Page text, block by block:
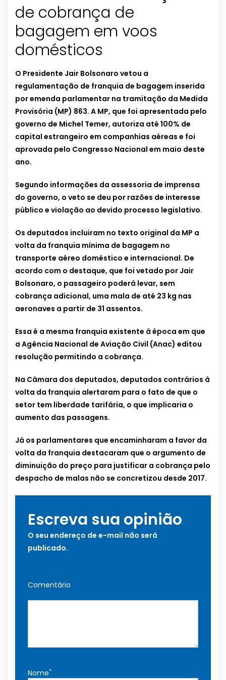
de cobrança de
bagagem em voos
domésticos
O Presidente Jair Bolsonaro vetou a
regulamentação de franquia de bagagem inserida
por emenda parlamentar na tramitação da Medida
Provisória (MP) 863. A MP, que foi apresentada pelo
governo de Michel Temer, autoriza até 100% de
capital estrangeiro em companhias aéreas e foi
aprovada pelo Congresso Nacional em maio deste
ano.
Segundo informações da assessoria de imprensa
do governo, o veto se deu por razões de interesse
público e violação ao devido processo legislativo.
Os deputados incluiram no texto original da MP a
volta da franquia mínima de bagagem no
transporte aéreo doméstico e internacional. De
acordo com o destaque, que foi vetado por Jair
Bolsonaro, o passageiro poderá levar, sem
cobrança adicional, uma mala de até 23 kg nas
aeronaves a partir de 31 assentos.
Essa é a mesma franquia existente à época em que
a Agência Nacional de Aviação Civil (Anac) editou
resolução permitindo a cobrança.
Na Câmara dos deputados, deputados contrários à
volta da franquia alertaram para o fato de que o
setor tem liberdade tarifária, o que implicaria o
aumento das passagens.
Já os parlamentares que encaminharam a favor da
volta da franquia destacaram que o argumento de
diminuição do preço para justificar a cobrança pelo
despacho de malas não se concretizou desde 2017.
Escreva sua opinião
O seu endereço de e-mail não será
publicado.
Comentário
Nome*